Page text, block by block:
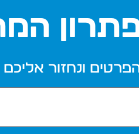
ונחזור